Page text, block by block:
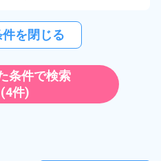
を閉じる
条件で検索
(4件)